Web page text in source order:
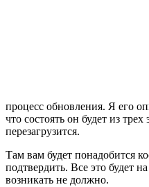
процесс обновления. Я его
что состоять он будет из
перезагрузится.
Там вам будет понадобится
подтвердить. Все это будет
возникать не должно.